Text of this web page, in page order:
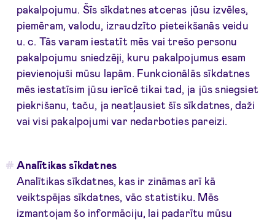
pakalpojumu. Šīs sīkdatnes atceras jūsu izvēles,
piemēram, valodu, izraudzīto pieteikšanās veidu
u. c. Tās varam iestatīt mēs vai trešo personu
pakalpojumu sniedzēji, kuru pakalpojumus esam
pievienojuši mūsu lapām. Funkcionālās sīkdatnes
mēs iestatīsim jūsu ierīcē tikai tad, ja jūs sniegsiet
piekrišanu, taču, ja neatļausiet šīs sīkdatnes, daži
vai visi pakalpojumi var nedarboties pareizi.
Analītikas sīkdatnes
Analītikas sīkdatnes, kas ir zināmas arī kā
veiktspējas sīkdatnes, vāc statistiku. Mēs
izmantojam šo informāciju, lai padarītu mūsu